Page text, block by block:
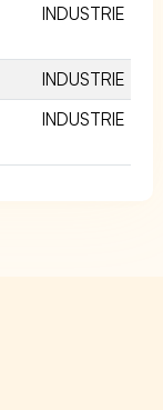
INDUSTRIE
INDUSTRIE
INDUSTRIE